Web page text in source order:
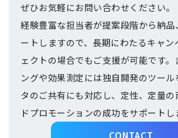
ぜひお気軽にお問い合わせください。
経験豊富な担当者が提案段階から納品
ートしますので、長期にわたるキャン
ェクトの場合でもご支援が可能です。
ングや効果測定には独自開発のツール
タのご共有にも対応し、定性、定量の
ドプロモーションの成功をサポートし
CONTACT